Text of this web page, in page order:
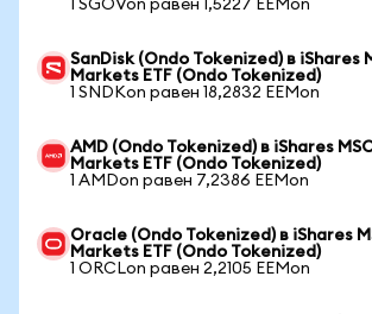
1 SGOVon равен 1,5227 EEMon
SanDisk (Ondo Tokenized) в iShares
Markets ETF (Ondo Tokenized)
1 SNDKon равен 18,2832 EEMon
AMD (Ondo Tokenized) в iShares
Markets ETF (Ondo Tokenized)
1 AMDon равен 7,2386 EEMon
Oracle (Ondo Tokenized) в iShares
Markets ETF (Ondo Tokenized)
1 ORCLon равен 2,2105 EEMon